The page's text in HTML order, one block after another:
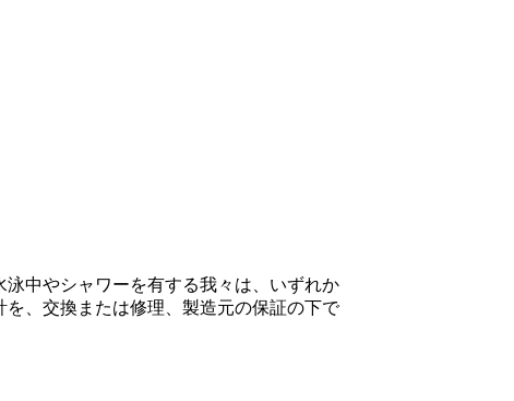
中やシャワーを有する我々は、いずれか
、交換または修理、製造元の保証の下で